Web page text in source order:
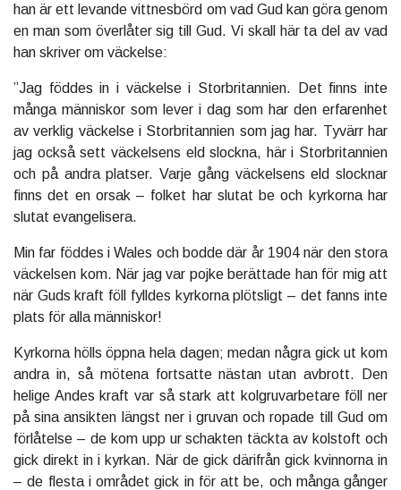
han är ett levande vittnesbörd om vad Gud kan göra genom
en man som överlåter sig till Gud. Vi skall här ta del av vad
han skriver om väckelse:
”Jag föddes in i väckelse i Storbritannien. Det finns inte
många människor som lever i dag som har den erfarenhet
av verklig väckelse i Storbritannien som jag har. Tyvärr har
jag också sett väckelsens eld slockna, här i Storbritannien
och på andra platser. Varje gång väckelsens eld slocknar
finns det en orsak – folket har slutat be och kyrkorna har
slutat evangelisera.
Min far föddes i Wales och bodde där år 1904 när den stora
väckelsen kom. När jag var pojke berättade han för mig att
när Guds kraft föll fylldes kyrkorna plötsligt – det fanns inte
plats för alla människor!
Kyrkorna hölls öppna hela dagen; medan några gick ut kom
andra in, så mötena fortsatte nästan utan avbrott. Den
helige Andes kraft var så stark att kolgruvarbetare föll ner
på sina ansikten längst ner i gruvan och ropade till Gud om
förlåtelse – de kom upp ur schakten täckta av kolstoft och
gick direkt in i kyrkan. När de gick därifrån gick kvinnorna in
– de flesta i området gick in för att be, och många gånger